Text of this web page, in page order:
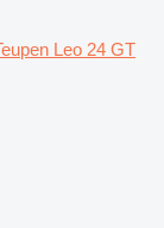
Leo 24 GT